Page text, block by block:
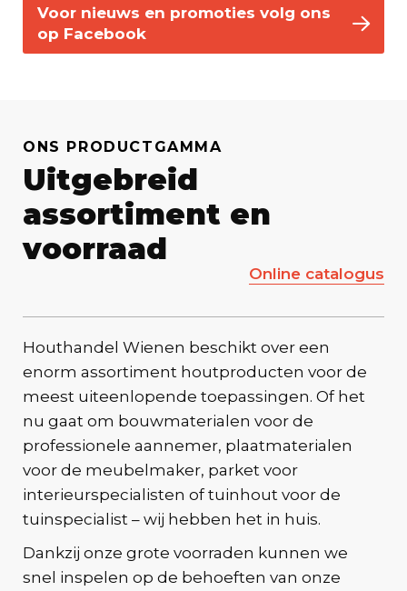
Voor nieuws en promoties volg ons
op Facebook
ONS PRODUCTGAMMA
Uitgebreid
assortiment en
voorraad
Online catalogus
Houthandel Wienen beschikt over een
enorm assortiment houtproducten voor de
meest uiteenlopende toepassingen. Of het
nu gaat om bouwmaterialen voor de
professionele aannemer, plaatmaterialen
voor de meubelmaker, parket voor
interieurspecialisten of tuinhout voor de
tuinspecialist – wij hebben het in huis.
Dankzij onze grote voorraden kunnen we
snel inspelen op de behoeften van onze